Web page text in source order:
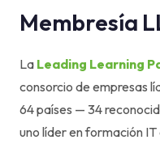
Membresía
La Leading Learning
consorcio de empresas
64 países — 34
uno líder en formación IT